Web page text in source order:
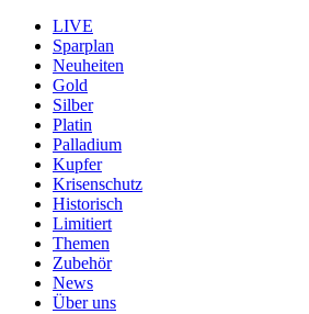
LIVE
Sparplan
Neuheiten
Gold
Silber
Platin
Palladium
Kupfer
Krisenschutz
Historisch
Limitiert
Themen
Zubehör
News
Über uns